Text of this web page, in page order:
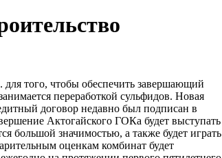
того, чтобы обеспечить завершающий
переработкой сульфидов. Новая
договор недавно был подписан в
Актогайского ГОКа будет выступать
большой значимостью, а также будет играть
оценкам комбинат будет